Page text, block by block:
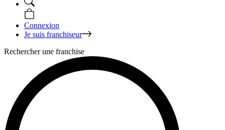
Connexion
Je suis franchiseur
Rechercher une franchise